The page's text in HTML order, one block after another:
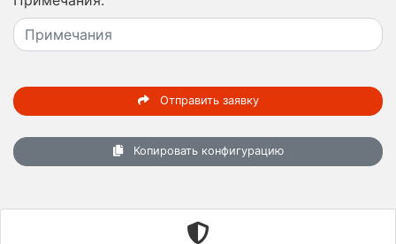
Отправить заявку
Копировать конфигурацию